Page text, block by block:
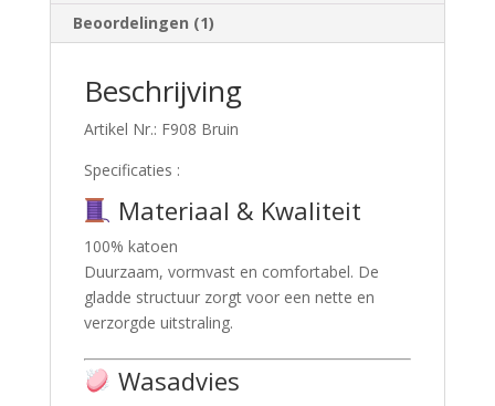
Beoordelingen (1)
Beschrijving
Artikel Nr.: F908 Bruin
Specificaties :
Materiaal & Kwaliteit
100% katoen
Duurzaam, vormvast en comfortabel. De
gladde structuur zorgt voor een nette en
verzorgde uitstraling.
Wasadvies